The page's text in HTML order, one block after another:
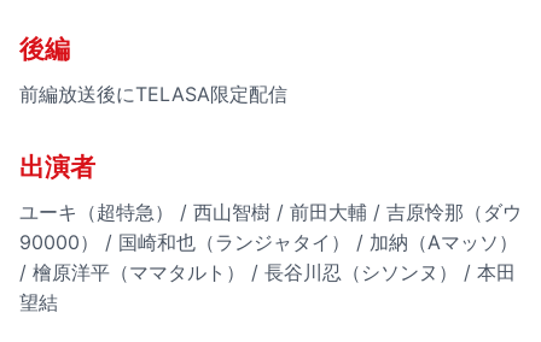
後編
前編放送後にTELASA限定配信
出演者
ユーキ（超特急） / 西山智樹 / 前田大輔 / 吉原怜那（ダウ
90000） / 国崎和也（ランジャタイ） / 加納（Aマッソ）
/ 檜原洋平（ママタルト） / 長谷川忍（シソンヌ） / 本田
望結